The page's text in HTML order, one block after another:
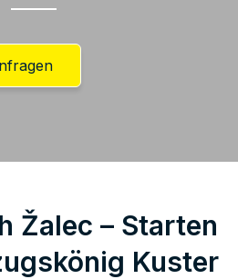
Žalec – Starten
Kuster